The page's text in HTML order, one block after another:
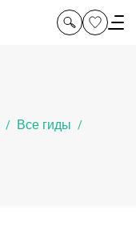
/ Все гиды /